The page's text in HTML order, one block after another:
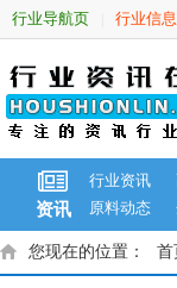
行业导航页 行业信
资讯
行业资讯
原料动态
您现在的位置： 首